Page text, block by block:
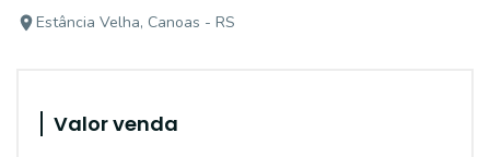
Estância Velha, Canoas - RS
Valor venda